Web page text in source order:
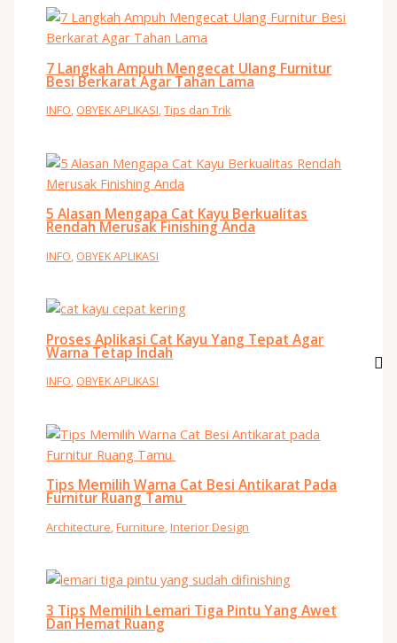
7 Langkah Ampuh Mengecat Ulang Furnitur
Besi Berkarat Agar Tahan Lama
INFO, OBYEK APLIKASI,Tips dan Trik
5 Alasan Mengapa Cat Kayu Berkualitas
Rendah Merusak Finishing Anda
INFO, OBYEK APLIKASI
Proses Aplikasi Cat Kayu Yang Tepat Agar
Warna Tetap Indah
INFO, OBYEK APLIKASI
Tips Memilih Warna Cat Besi Antikarat Pada
Furnitur Ruang Tamu
Architecture,Furniture,Interior Design
3 Tips Memilih Lemari Tiga Pintu Yang Awet
Dan Hemat Ruang